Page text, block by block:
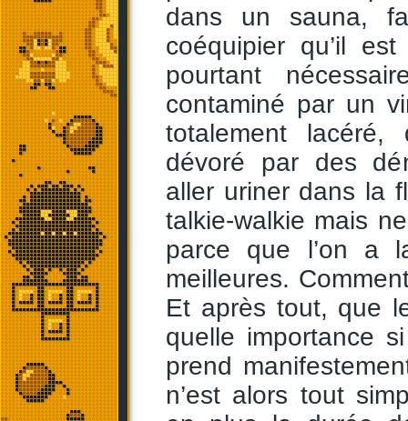
dans un sauna,
coéquipier qu’il
pourtant
contaminé par un
totalement lacéré,
dévoré par des
aller uriner dans la
talkie-walkie mais
parce que l’on a
meilleures.
Et après tout, que
quelle importance
prend
n’est alors tout